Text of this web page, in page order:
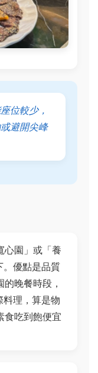
位較少，
避開尖峰
心園」或「養
優點是品質
晚餐時段，
理，算是物
食吃到飽便宜